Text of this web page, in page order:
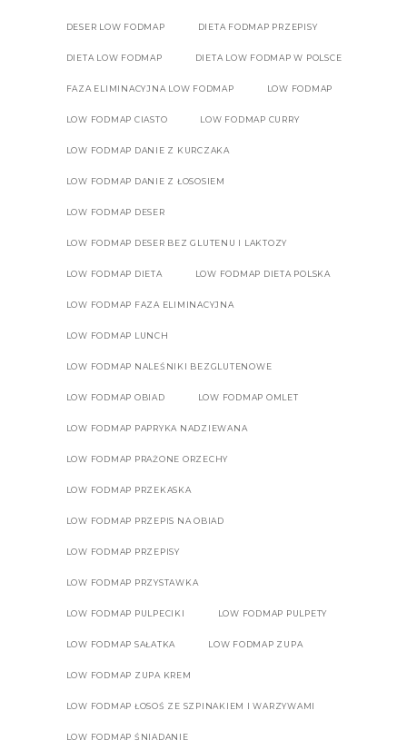
DESER LOW FODMAP DIETA FODMAP PRZEPISY
DIETA LOW FODMAP DIETA LOW FODMAP W POLSCE
FAZA ELIMINACYJNA LOW FODMAP LOW FODMAP
LOW FODMAP CIASTO LOW FODMAP CURRY
LOW FODMAP DANIE Z KURCZAKA
LOW FODMAP DANIE Z ŁOSOSIEM
LOW FODMAP DESER
LOW FODMAP DESER BEZ GLUTENU I LAKTOZY
LOW FODMAP DIETA LOW FODMAP DIETA POLSKA
LOW FODMAP FAZA ELIMINACYJNA
LOW FODMAP LUNCH
LOW FODMAP NALEŚNIKI BEZGLUTENOWE
LOW FODMAP OBIAD LOW FODMAP OMLET
LOW FODMAP PAPRYKA NADZIEWANA
LOW FODMAP PRAŻONE ORZECHY
LOW FODMAP PRZEKASKA
LOW FODMAP PRZEPIS NA OBIAD
LOW FODMAP PRZEPISY
LOW FODMAP PRZYSTAWKA
LOW FODMAP PULPECIKI LOW FODMAP PULPETY
LOW FODMAP SAŁATKA LOW FODMAP ZUPA
LOW FODMAP ZUPA KREM
LOW FODMAP ŁOSOŚ ZE SZPINAKIEM I WARZYWAMI
LOW FODMAP ŚNIADANIE